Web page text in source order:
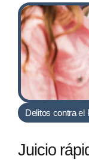
Delitos contra el
Juicio